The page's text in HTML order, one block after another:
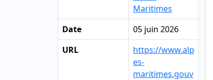
Maritimes
Date
05 juin 2026
URL
https://www.alp
es-
maritimes.gouv